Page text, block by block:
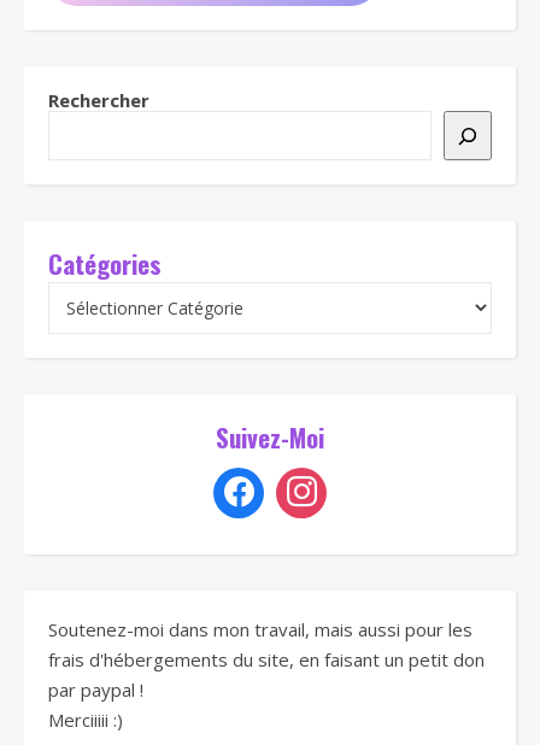
Rechercher
Catégories
Suivez-Moi
Soutenez-moi dans mon travail, mais aussi pour les
frais d'hébergements du site, en faisant un petit don
par paypal !
Merciiiii :)